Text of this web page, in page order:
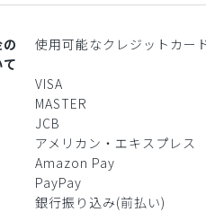
使用可能なクレジットカー
VISA
MASTER
JCB
アメリカン・エキスプレス
Amazon Pay
PayPay
銀行振り込み(前払い)